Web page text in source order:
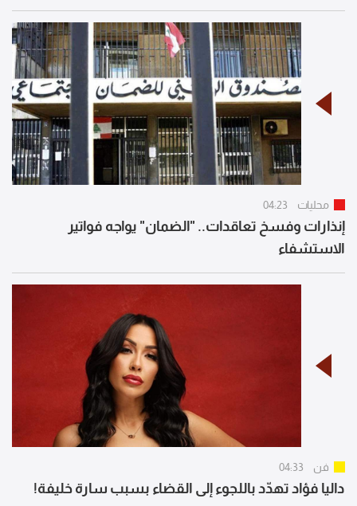
محليات 04:23
إنذارات وفسخ تعاقدات.. "الضمان" يواجه فواتير
الاستشفاء
فن 04:33
داليا فؤاد تهدّد باللجوء إلى القضاء بسبب سارة خليفة!